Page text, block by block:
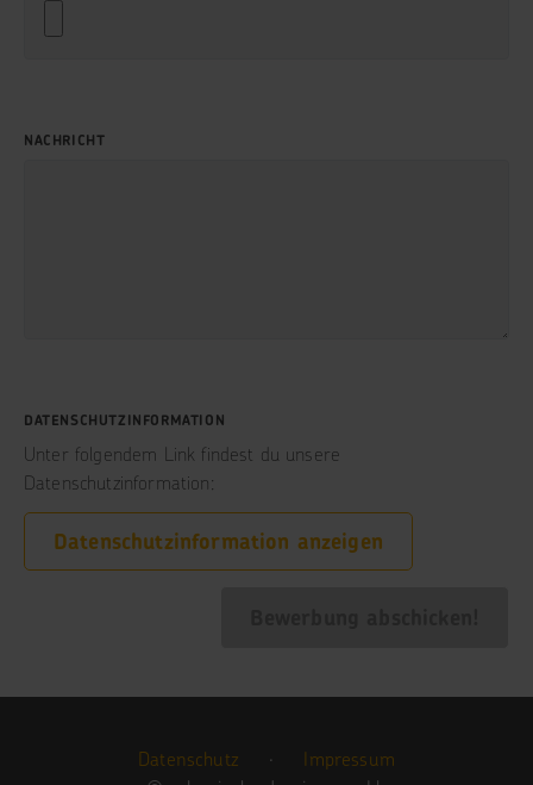
NACHRICHT
DATENSCHUTZINFORMATION
Unter folgendem Link findest du unsere
Datenschutzinformation:
Datenschutzinformation anzeigen
Datenschutz ·
Impressum